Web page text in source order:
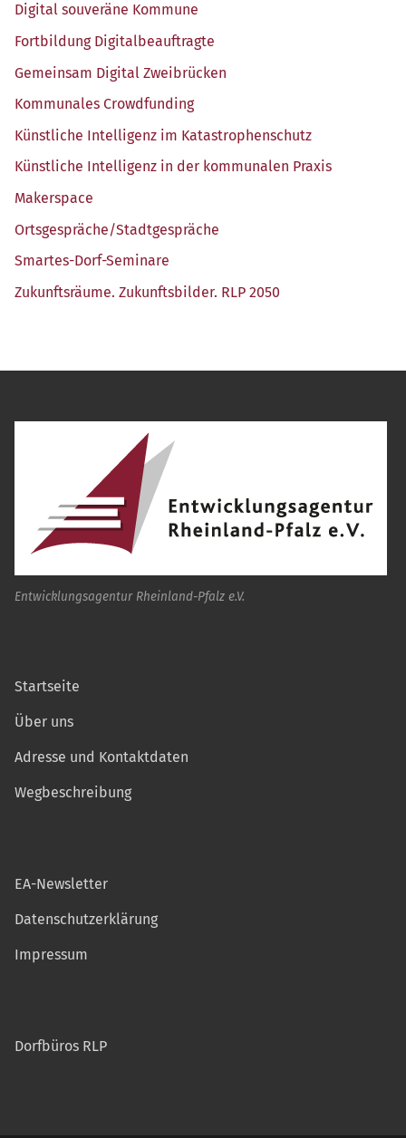
Digi­tal sou­ve­rä­ne Kommune
Fort­bil­dung Digitalbeauftragte
Gemein­sam Digi­tal Zweibrücken
Kom­mu­na­les Crowdfunding
Künst­li­che Intel­li­genz im Katastrophenschutz
Künst­li­che Intel­li­genz in der kom­mu­na­len Praxis
Maker­space
Ortsgespräche/​Stadtgespräche
Smar­tes-Dorf-Semi­na­re
Zukunfts­räu­me. Zukunfts­bil­der. RLP 2050
Entwicklungsagentur Rheinland-Pfalz e.V.
Startseite
Über uns
Adresse und Kontaktdaten
Wegbeschreibung
EA-Newsletter
Datenschutzerklärung
Impressum
Dorfbüros RLP